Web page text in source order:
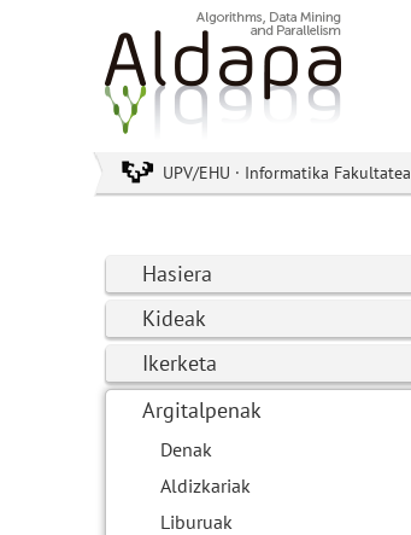
UPV/EHU · Informatika Fakultatea
Hasiera
Kideak
Ikerketa
Argitalpenak
Denak
Aldizkariak
Liburuak